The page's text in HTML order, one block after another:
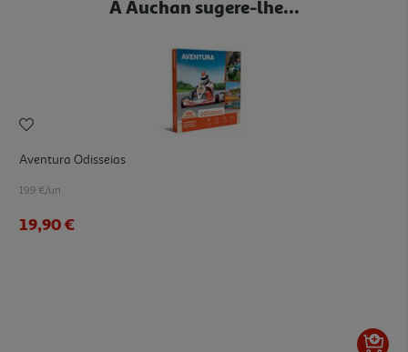
A Auchan sugere-lhe...
Aventura Odisseias
19.9 €/un
19,90 €